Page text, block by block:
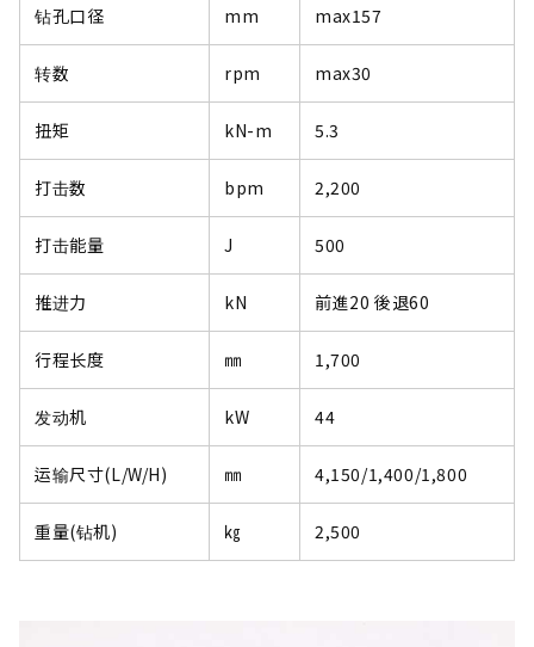
钻孔口径 mm max157
转数 rpm max30
扭矩 kN-m 5.3
打击数 bpm 2,200
打击能量 J 500
推进力 kN 前進20 後退60
行程长度 ㎜ 1,700
发动机 kW 44
运输尺寸(L/W/H) ㎜ 4,150/1,400/1,800
重量(钻机) ㎏ 2,500